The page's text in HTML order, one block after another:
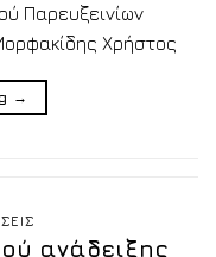
Παρευξεινίων
Χρήστος
→
ανάδειξης